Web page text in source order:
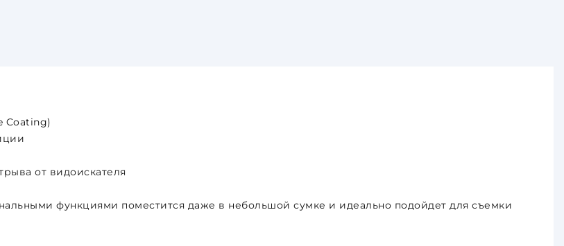
Coating)
от видоискателя
функциями поместится даже в небольшой сумке и идеально подойдет для съемки